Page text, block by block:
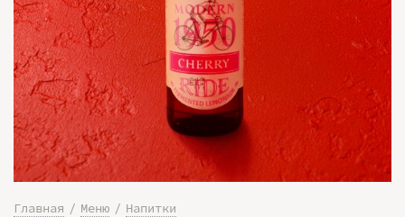
Главная Меню Напитки